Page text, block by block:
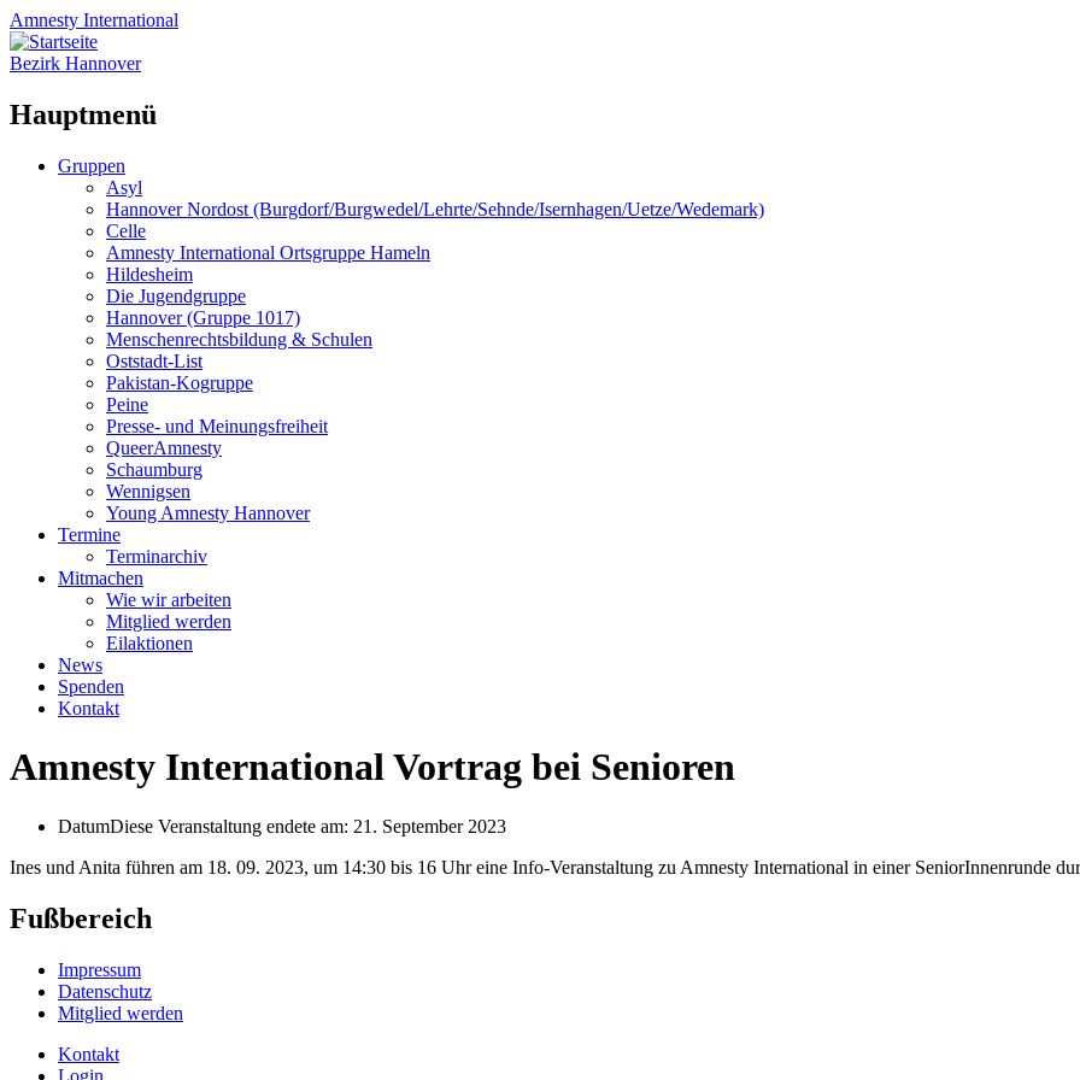
Amnesty International
Bezirk Hannover
Hauptmenü
Zum
Gruppen
Asyl
Hannover Nordost (Burgdorf/Burgwedel/Lehrte/Sehnde/Isernhagen/Uetze/Wedemark)
Celle
Amnesty International Ortsgruppe Hameln
Hildesheim
Die Jugendgruppe
Hannover (Gruppe 1017)
Menschenrechtsbildung & Schulen
Oststadt-List
Pakistan-Kogruppe
Peine
Presse- und Meinungsfreiheit
QueerAmnesty
Schaumburg
Wennigsen
Young Amnesty Hannover
Termine
Terminarchiv
Mitmachen
Wie wir arbeiten
Mitglied werden
Eilaktionen
News
Spenden
Kontakt
Amnesty International Vortrag bei Senioren
DatumDiese Veranstaltung endete am: 21. September 2023
Ines und Anita führen am 18. 09. 2023, um 14:30 bis 16 Uhr eine Info-Veranstaltung zu Amnesty International in einer SeniorInnenrunde
Fußbereich
Impressum
Datenschutz
Mitglied werden
Kontakt
Login